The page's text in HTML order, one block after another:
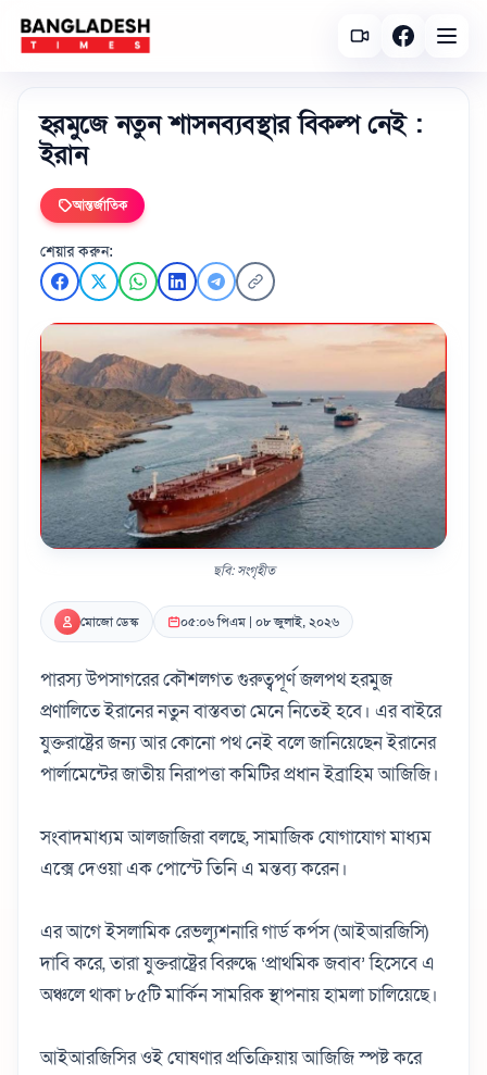
হরমুজে নতুন শাসনব্যবস্থার বিকল্প নেই :
ইরান
আন্তর্জাতিক
শেয়ার করুন:
ছবি: সংগৃহীত
মোজো ডেস্ক ০৫:০৬ পিএম | ০৮ জুলাই, ২০২৬
পারস্য উপসাগরের কৌশলগত গুরুত্বপূর্ণ জলপথ হরমুজ
প্রণালিতে ইরানের নতুন বাস্তবতা মেনে নিতেই হবে। এর বাইরে
যুক্তরাষ্ট্রের জন্য আর কোনো পথ নেই বলে জানিয়েছেন ইরানের
পার্লামেন্টের জাতীয় নিরাপত্তা কমিটির প্রধান ইব্রাহিম আজিজি।
সংবাদমাধ্যম আলজাজিরা বলছে, সামাজিক যোগাযোগ মাধ্যম
এক্সে দেওয়া এক পোস্টে তিনি এ মন্তব্য করেন।
এর আগে ইসলামিক রেভল্যুশনারি গার্ড কর্পস (আইআরজিসি)
দাবি করে, তারা যুক্তরাষ্ট্রের বিরুদ্ধে ‘প্রাথমিক জবাব’ হিসেবে এ
অঞ্চলে থাকা ৮৫টি মার্কিন সামরিক স্থাপনায় হামলা চালিয়েছে।
আইআরজিসির ওই ঘোষণার প্রতিক্রিয়ায় আজিজি স্পষ্ট করে